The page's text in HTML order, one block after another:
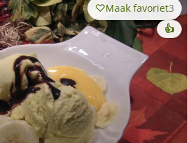
Maak favoriet3
👍